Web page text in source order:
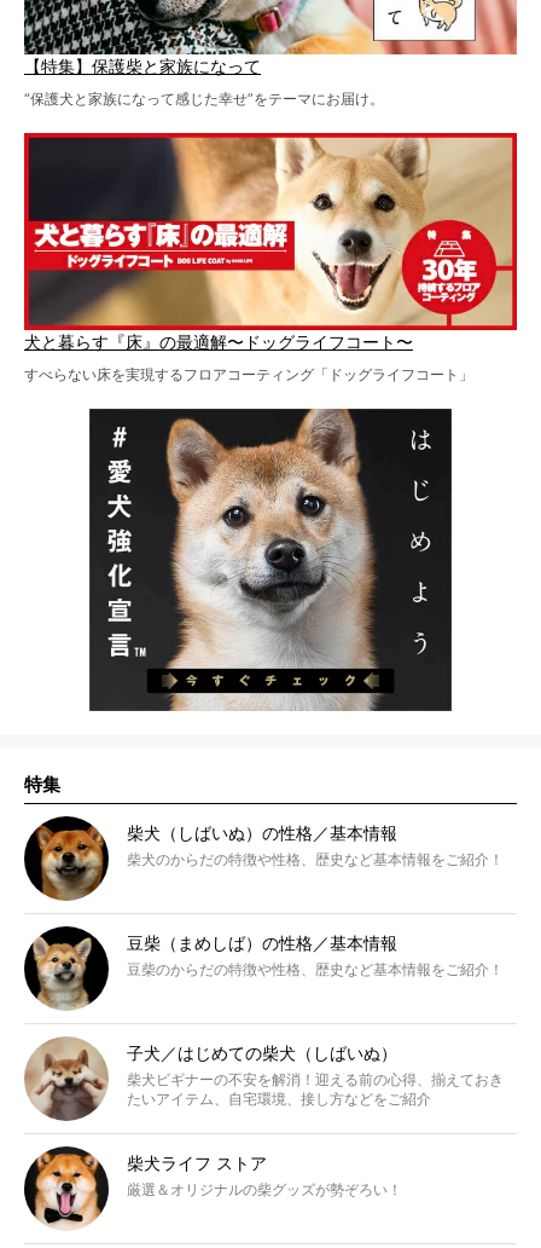
【特集】保護柴と家族になって
“保護犬と家族になって感じた幸せ”をテーマにお届け。
犬と暮らす『床』の最適解〜ドッグライフコート〜
すべらない床を実現するフロアコーティング「ドッグライフコート」
特集
柴犬（しばいぬ）の性格／基本情報
柴犬のからだの特徴や性格、歴史など基本情報をご紹介！
豆柴（まめしば）の性格／基本情報
豆柴のからだの特徴や性格、歴史など基本情報をご紹介！
子犬／はじめての柴犬（しばいぬ）
柴犬ビギナーの不安を解消！迎える前の心得、揃えておき
たいアイテム、自宅環境、接し方などをご紹介
柴犬ライフ ストア
厳選＆オリジナルの柴グッズが勢ぞろい！